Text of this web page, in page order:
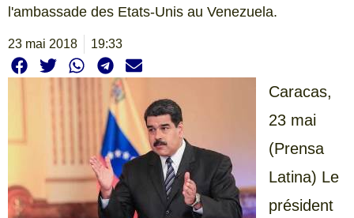
l'ambassade des Etats-Unis au Venezuela.
23 mai 2018 19:33
Caracas,
23 mai
(Prensa
Latina) Le
président